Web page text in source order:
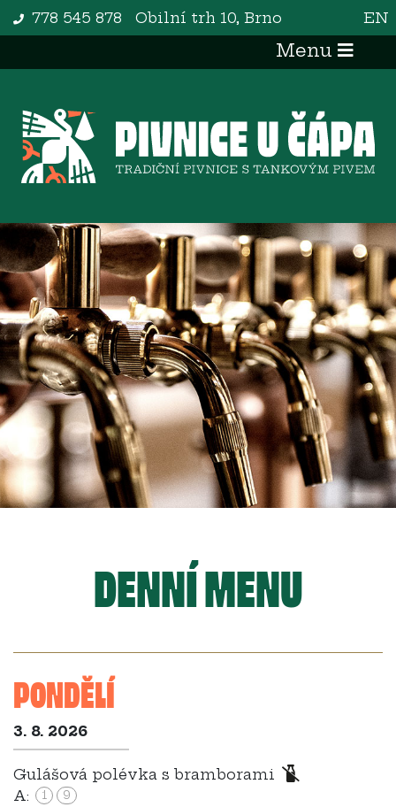
778 545 878 Obilní trh 10, Brno EN
Menu
DENNÍ MENU
PONDĚLÍ
3. 8. 2026
Gulášová polévka s bramborami
A:
1 9